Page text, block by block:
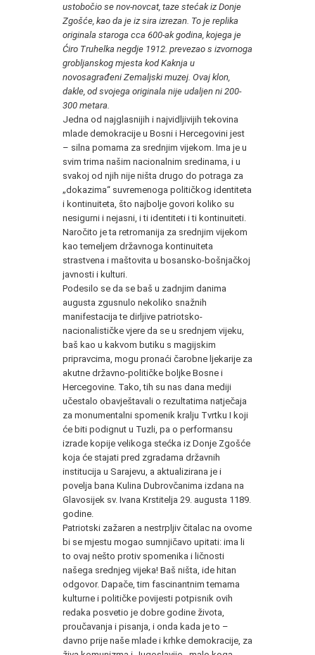
ustobočio se nov-novcat, taze stećak iz Donje
Zgošće, kao da je iz sira izrezan. To je replika
originala staroga cca 600-ak godina, kojega je
Ćiro Truhelka negdje 1912. prevezao s izvornoga
grobljanskog mjesta kod Kaknja u
novosagrađeni Zemaljski muzej. Ovaj klon,
dakle, od svojega originala nije udaljen ni 200-
300 metara.
Jedna od najglasnijih i najvidljivijih tekovina
mlade demokracije u Bosni i Hercegovini jest
– silna pomama za srednjim vijekom. Ima je u
svim trima našim nacionalnim sredinama, i u
svakoj od njih nije ništa drugo do potraga za
„dokazima“ suvremenoga političkog identiteta
i kontinuiteta, što najbolje govori koliko su
nesigurni i nejasni, i ti identiteti i ti kontinuiteti.
Naročito je ta retromanija za srednjim vijekom
kao temeljem državnoga kontinuiteta
strastvena i maštovita u bosansko-bošnjačkoj
javnosti i kulturi.
Podesilo se da se baš u zadnjim danima
augusta zgusnulo nekoliko snažnih
manifestacija te dirljive patriotsko-
nacionalističke vjere da se u srednjem vijeku,
baš kao u kakvom butiku s magijskim
pripravcima, mogu pronaći čarobne ljekarije za
akutne državno-političke boljke Bosne i
Hercegovine. Tako, tih su nas dana mediji
učestalo obavještavali o rezultatima natječaja
za monumentalni spomenik kralju Tvrtku I koji
će biti podignut u Tuzli, pa o performansu
izrade kopije velikoga stećka iz Donje Zgošće
koja će stajati pred zgradama državnih
institucija u Sarajevu, a aktualizirana je i
povelja bana Kulina Dubrovčanima izdana na
Glavosijek sv. Ivana Krstitelja 29. augusta 1189.
godine.
Patriotski zažaren a nestrpljiv čitalac na ovome
bi se mjestu mogao sumnjičavo upitati: ima li
to ovaj nešto protiv spomenika i ličnosti
našega srednjeg vijeka! Baš ništa, ide hitan
odgovor. Dapače, tim fascinantnim temama
kulturne i političke povijesti potpisnik ovih
redaka posvetio je dobre godine života,
proučavanja i pisanja, i onda kada je to –
davno prije naše mlade i krhke demokracije, za